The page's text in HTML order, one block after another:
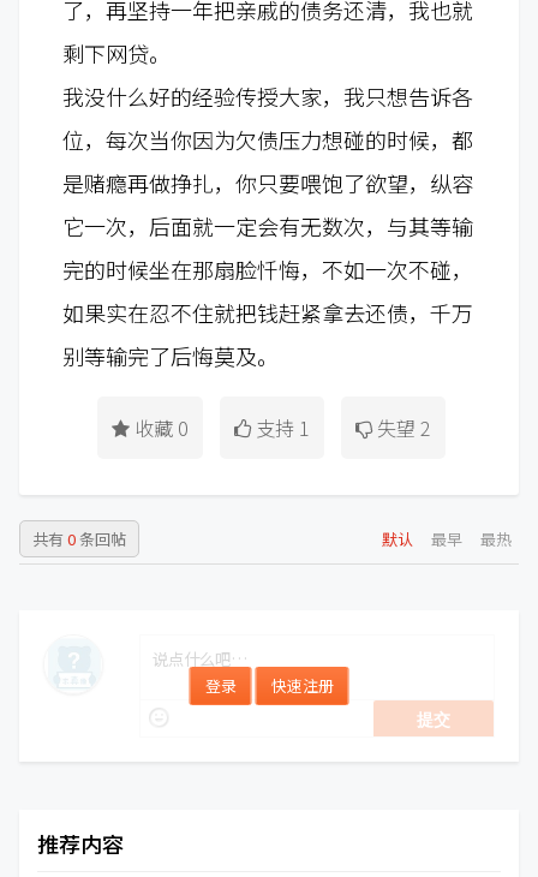
了，再坚持一年把亲戚的债务还清，我也就
剩下网贷。
我没什么好的经验传授大家，我只想告诉各
位，每次当你因为欠债压力想碰的时候，都
是赌瘾再做挣扎，你只要喂饱了欲望，纵容
它一次，后面就一定会有无数次，与其等输
完的时候坐在那扇脸忏悔，不如一次不碰，
如果实在忍不住就把钱赶紧拿去还债，千万
别等输完了后悔莫及。
收藏 0 支持 1 失望 2
默认 最早 最热
共有 0 条回帖
登录 快速注册
提交
推荐内容